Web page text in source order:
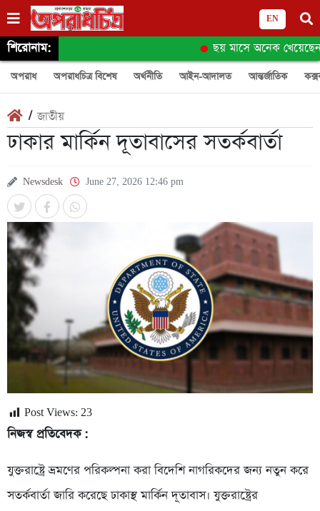
EN
শিরোনাম: ছয় মাসে অনেক
অপরাধ অপরাধচিত্র বিশেষ অর্থনীতি আইন-আদালত আন্তর্জাতিক
/জাতীয়
ঢাকার মার্কিন দূতাবাসের সতর্কবার্তা
Newsdesk June 27, 2026 12:46 pm
Post Views: 23
নিজস্ব প্রতিবেদক :
যুক্তরাষ্ট্রে ভ্রমণের পরিকল্পনা করা বিদেশি নাগরিকদের জন্য নতুন করে
সতর্কবার্তা জারি করেছে ঢাকাস্থ মার্কিন দূতাবাস। যুক্তরাষ্ট্রের